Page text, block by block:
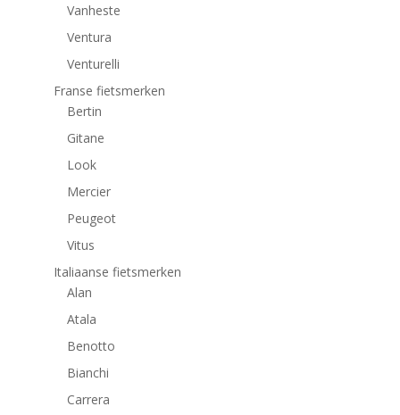
Vanheste
Ventura
Venturelli
Franse fietsmerken
Bertin
Gitane
Look
Mercier
Peugeot
Vitus
Italiaanse fietsmerken
Alan
Atala
Benotto
Bianchi
Carrera